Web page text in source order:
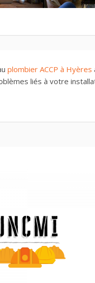
plombier ACCP à Hyères
liés à votre